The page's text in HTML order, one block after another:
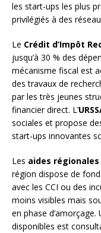
les start-ups les plus
privilégiés à des
Le Crédit d’Impôt
jusqu’à 30 % des
mécanisme fiscal est
des travaux de
par les très jeunes
financier direct. L’
sociales et propose
start-ups innovantes
Les aides régionales
région dispose de
avec les CCI ou des
moins visibles mais
en phase
disponibles est